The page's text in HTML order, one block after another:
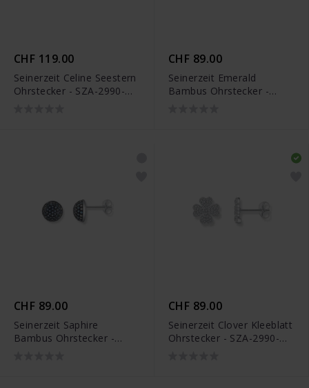
CHF 119.00
Seinerzeit Celine Seestern
Ohrstecker - SZA-2990-
CHF 89.00
Seinerzeit Emerald
Bambus Ohrstecker -
CHF 89.00
Seinerzeit Saphire
Bambus Ohrstecker -
CHF 89.00
Seinerzeit Clover Kleeblatt
Ohrstecker - SZA-2990-